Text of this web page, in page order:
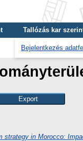
Tallózás kar
Bejelentkezés
strategy in Morocco: